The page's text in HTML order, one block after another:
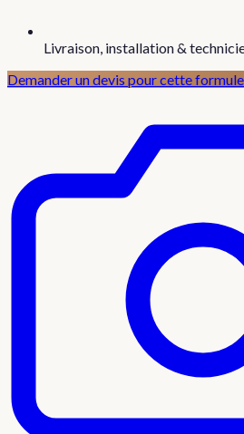
Livraison, installation &
Demander un devis pour cette formule